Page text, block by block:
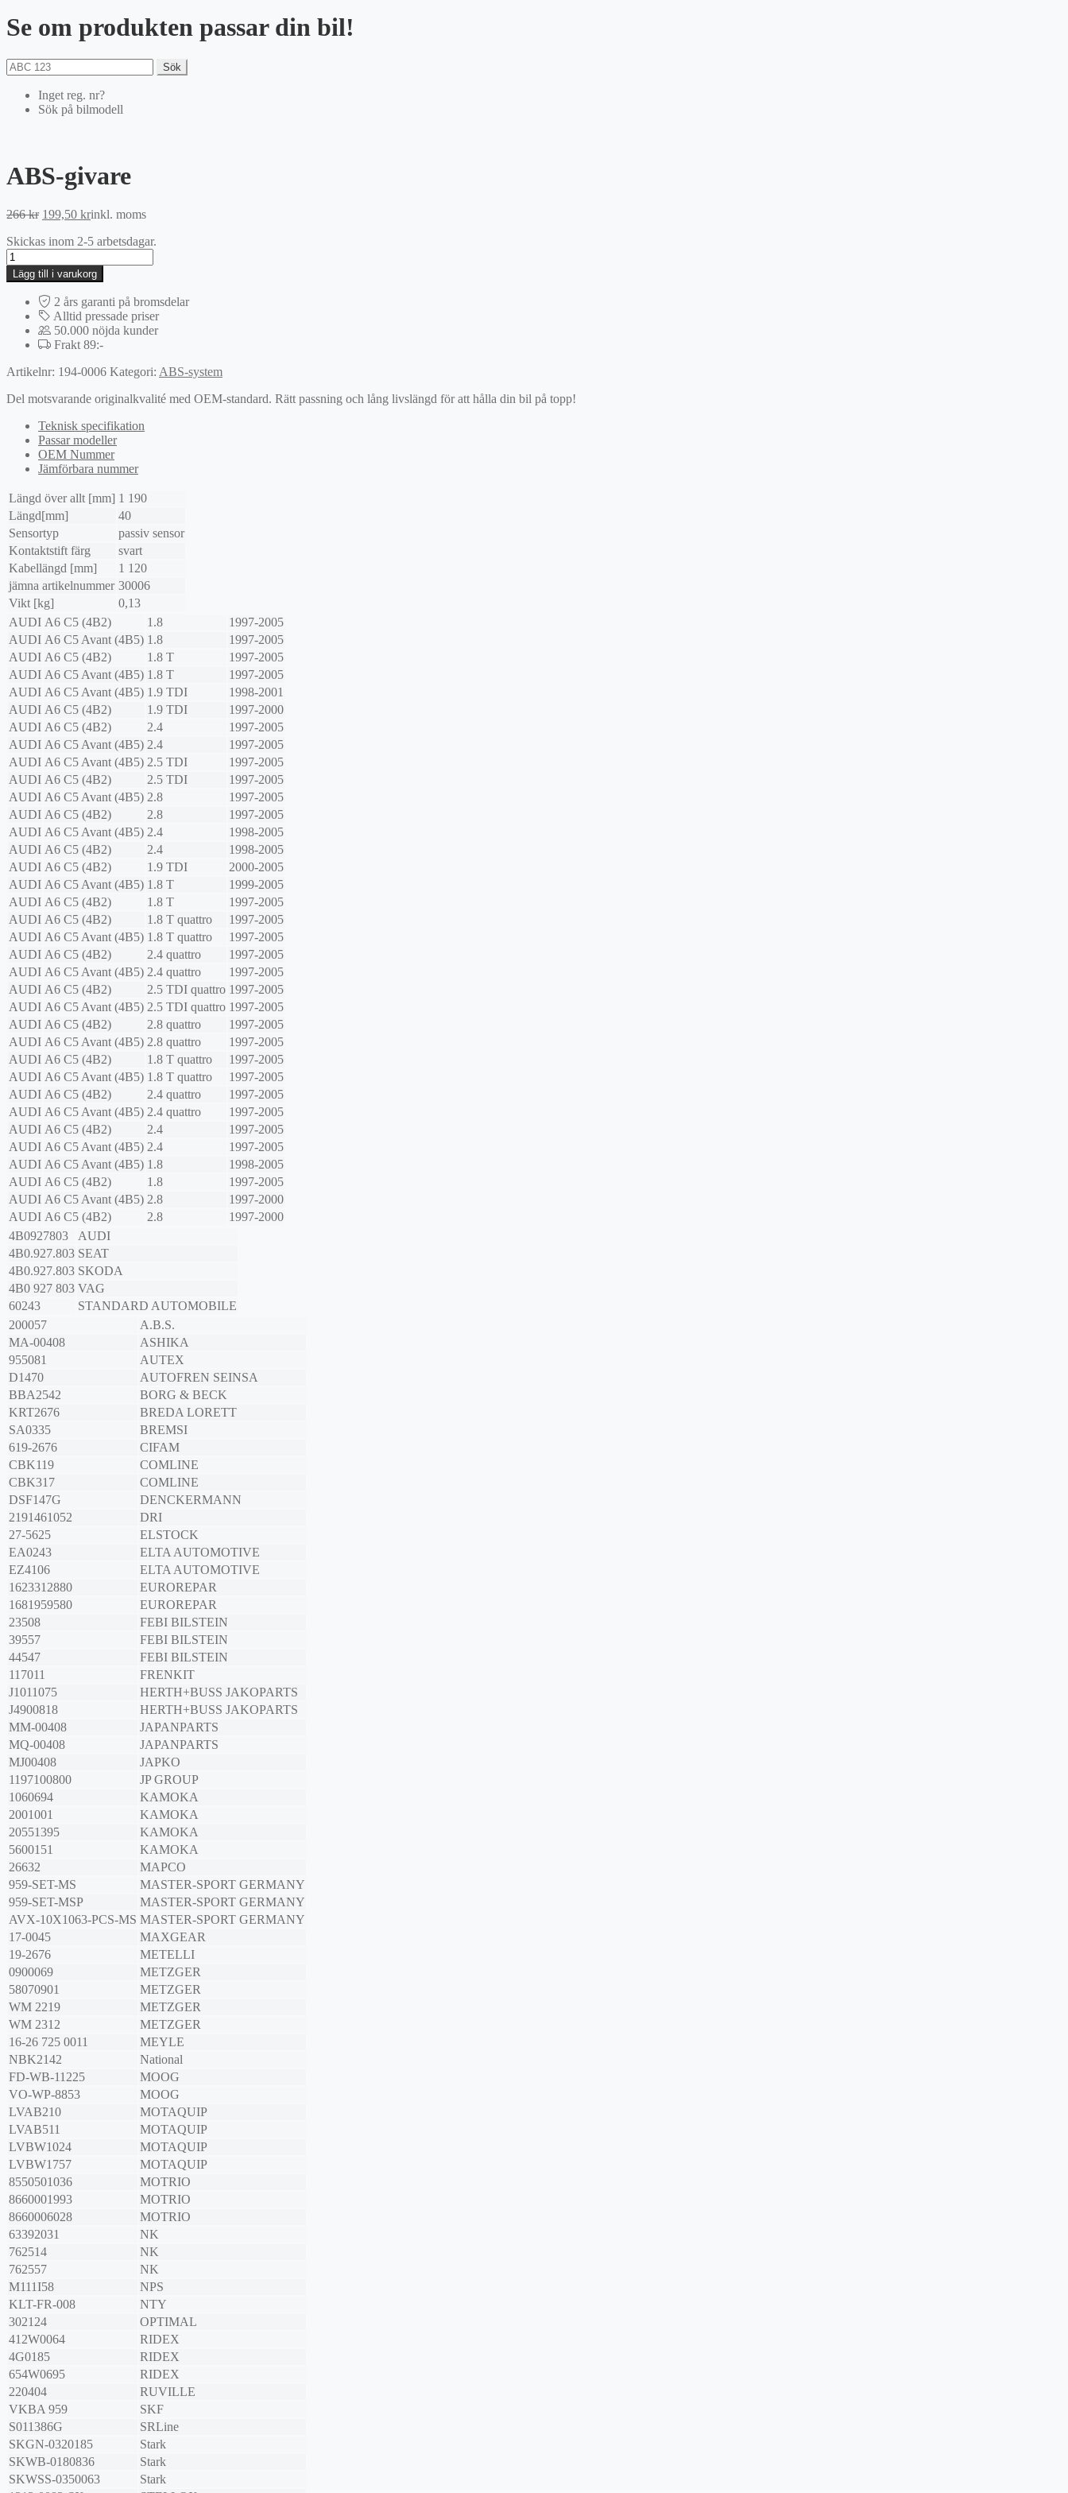
Se om produkten passar din bil!
Sök
Inget reg. nr?
Sök på bilmodell
ABS-givare
266kr Det
priset
266 kr.
199,50 krDet
priset
199,50 kr.
inkl. moms
Skickas inom 2-5 arbetsdagar.
ABS-
givare
mängd
Lägg till i varukorg
2 års garanti på bromsdelar
Alltid pressade priser
50.000 nöjda kunder
Frakt 89:-
Artikelnr: 194-0006 Kategori: ABS-system
Del motsvarande originalkvalité med OEM-standard. Rätt passning och lång livslängd för att hålla din bil på topp!
Teknisk specifikation
Passar modeller
OEM Nummer
Jämförbara nummer
Längd över allt [mm] 1 190
Längd[mm]
40
Sensortyp
passiv sensor
Kontaktstift färg
svart
Kabellängd [mm]
1 120
jämna artikelnummer 30006
Vikt [kg]
0,13
AUDI A6 C5 (4B2) 1.8
1997-2005
AUDI A6 C5 Avant (4B5) 1.8
1997-2005
AUDI A6 C5 (4B2) 1.8 T
1997-2005
AUDI A6 C5 Avant (4B5) 1.8 T
1997-2005
AUDI A6 C5 Avant (4B5) 1.9 TDI
1998-2001
AUDI A6 C5 (4B2) 1.9 TDI
1997-2000
AUDI A6 C5 (4B2) 2.4
1997-2005
AUDI A6 C5 Avant (4B5) 2.4
1997-2005
AUDI A6 C5 Avant (4B5) 2.5 TDI
1997-2005
AUDI A6 C5 (4B2) 2.5 TDI
1997-2005
AUDI A6 C5 Avant (4B5) 2.8
1997-2005
AUDI A6 C5 (4B2) 2.8
1997-2005
AUDI A6 C5 Avant (4B5) 2.4
1998-2005
AUDI A6 C5 (4B2) 2.4
1998-2005
AUDI A6 C5 (4B2) 1.9 TDI
2000-2005
AUDI A6 C5 Avant (4B5) 1.8 T
1999-2005
AUDI A6 C5 (4B2) 1.8 T
1997-2005
AUDI A6 C5 (4B2) 1.8 T quattro
1997-2005
AUDI A6 C5 Avant (4B5) 1.8 T quattro
1997-2005
AUDI A6 C5 (4B2) 2.4 quattro
1997-2005
AUDI A6 C5 Avant (4B5) 2.4 quattro
1997-2005
AUDI A6 C5 (4B2) 2.5 TDI quattro 1997-2005
AUDI A6 C5 Avant (4B5) 2.5 TDI quattro 1997-2005
AUDI A6 C5 (4B2) 2.8 quattro
1997-2005
AUDI A6 C5 Avant (4B5) 2.8 quattro
1997-2005
AUDI A6 C5 (4B2) 1.8 T quattro
1997-2005
AUDI A6 C5 Avant (4B5) 1.8 T quattro
1997-2005
AUDI A6 C5 (4B2) 2.4 quattro
1997-2005
AUDI A6 C5 Avant (4B5) 2.4 quattro
1997-2005
AUDI A6 C5 (4B2) 2.4
1997-2005
AUDI A6 C5 Avant (4B5) 2.4
1997-2005
AUDI A6 C5 Avant (4B5) 1.8
1998-2005
AUDI A6 C5 (4B2) 1.8
1997-2005
AUDI A6 C5 Avant (4B5) 2.8
1997-2000
AUDI A6 C5 (4B2) 2.8
1997-2000
4B0927803
AUDI
4B0.927.803 SEAT
4B0.927.803 SKODA
4B0 927 803 VAG
60243
STANDARD AUTOMOBILE
200057
A.B.S.
MA-00408
ASHIKA
955081
AUTEX
D1470
AUTOFREN SEINSA
BBA2542
BORG & BECK
KRT2676
BREDA LORETT
SA0335
BREMSI
619-2676
CIFAM
CBK119
COMLINE
CBK317
COMLINE
DSF147G
DENCKERMANN
2191461052
DRI
27-5625
ELSTOCK
EA0243
ELTA AUTOMOTIVE
EZ4106
ELTA AUTOMOTIVE
1623312880
EUROREPAR
1681959580
EUROREPAR
23508
FEBI BILSTEIN
39557
FEBI BILSTEIN
44547
FEBI BILSTEIN
117011
FRENKIT
J1011075
HERTH+BUSS JAKOPARTS
J4900818
HERTH+BUSS JAKOPARTS
MM-00408
JAPANPARTS
MQ-00408
JAPANPARTS
MJ00408
JAPKO
1197100800
JP GROUP
1060694
KAMOKA
2001001
KAMOKA
20551395
KAMOKA
5600151
KAMOKA
26632
MAPCO
959-SET-MS
MASTER-SPORT GERMANY
959-SET-MSP
MASTER-SPORT GERMANY
AVX-10X1063-PCS-MS MASTER-SPORT GERMANY
17-0045
MAXGEAR
19-2676
METELLI
0900069
METZGER
58070901
METZGER
WM 2219
METZGER
WM 2312
METZGER
16-26 725 0011
MEYLE
NBK2142
National
FD-WB-11225
MOOG
VO-WP-8853
MOOG
LVAB210
MOTAQUIP
LVAB511
MOTAQUIP
LVBW1024
MOTAQUIP
LVBW1757
MOTAQUIP
8550501036
MOTRIO
8660001993
MOTRIO
8660006028
MOTRIO
63392031
NK
762514
NK
762557
NK
M111I58
NPS
KLT-FR-008
NTY
302124
OPTIMAL
412W0064
RIDEX
4G0185
RIDEX
654W0695
RIDEX
220404
RUVILLE
VKBA 959
SKF
S011386G
SRLine
SKGN-0320185
Stark
SKWB-0180836
Stark
SKWSS-0350063
Stark